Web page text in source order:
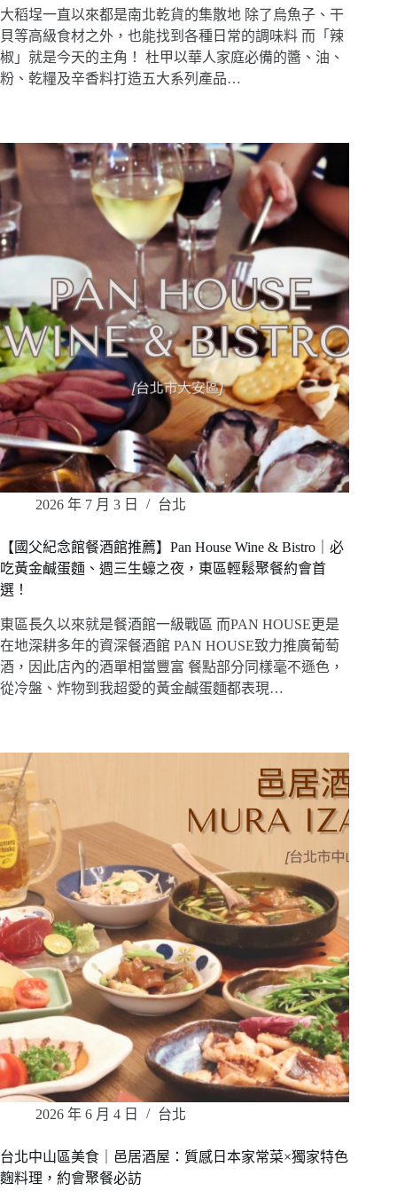
大稻埕一直以來都是南北乾貨的集散地 除了烏魚子、干
貝等高級食材之外，也能找到各種日常的調味料 而「辣
椒」就是今天的主角！ 杜甲以華人家庭必備的醬、油、
粉、乾糧及辛香料打造五大系列產品…
2026 年 7 月 3 日 台北
【國父紀念館餐酒館推薦】Pan House Wine & Bistro｜必
吃黃金鹹蛋麵、週三生蠔之夜，東區輕鬆聚餐約會首
選！
東區長久以來就是餐酒館一級戰區 而PAN HOUSE更是
在地深耕多年的資深餐酒館 PAN HOUSE致力推廣葡萄
酒，因此店內的酒單相當豐富 餐點部分同樣毫不遜色，
從冷盤、炸物到我超愛的黃金鹹蛋麵都表現…
2026 年 6 月 4 日 台北
台北中山區美食｜邑居酒屋：質感日本家常菜×獨家特色
麴料理，約會聚餐必訪